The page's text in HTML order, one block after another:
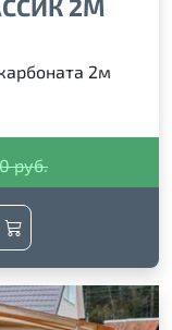
2М
2м
руб.